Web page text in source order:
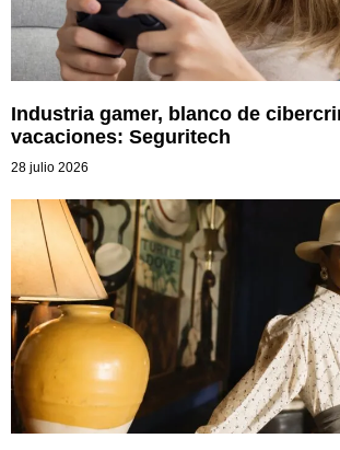
Industria gamer, blanco de
vacaciones: Seguritech
28 julio 2026